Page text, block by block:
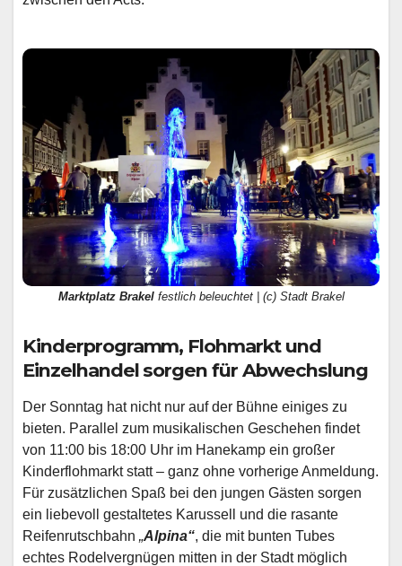
Marktplatz Brakelfestlich beleuchtet | (c) Stadt Brakel
Kinderprogramm, Flohmarkt und
Einzelhandel sorgen für Abwechslung
Der Sonntag hat nicht nur auf der Bühne einiges zu
bieten. Parallel zum musikalischen Geschehen findet
von 11:00 bis 18:00 Uhr im Hanekamp ein großer
Kinderflohmarkt statt – ganz ohne vorherige Anmeldung.
Für zusätzlichen Spaß bei den jungen Gästen sorgen
ein liebevoll gestaltetes Karussell und die rasante
Reifenrutschbahn „Alpina“, die mit bunten Tubes
echtes Rodelvergnügen mitten in der Stadt möglich